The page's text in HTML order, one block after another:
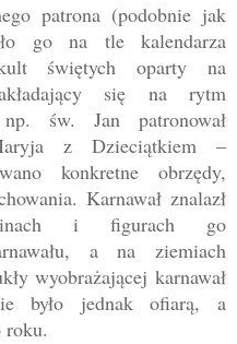
patrona (podobnie jak
go na tle kalendarza
świętych oparty na
się na rytm
św. Jan patronował
z Dzieciątkiem –
konkretne obrzędy,
Karnawał znalazł
i figurach go
a na ziemiach
wyobrażającej karnawał
było jednak ofiarą, a
roku.